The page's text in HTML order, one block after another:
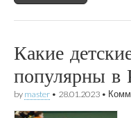
Какие
популярны
by master • 28.01.2023 •